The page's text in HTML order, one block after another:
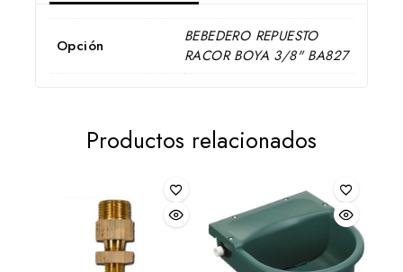
Opción
BEBEDERO REPUESTO
RACOR BOYA 3/8" BA827
Productos relacionados